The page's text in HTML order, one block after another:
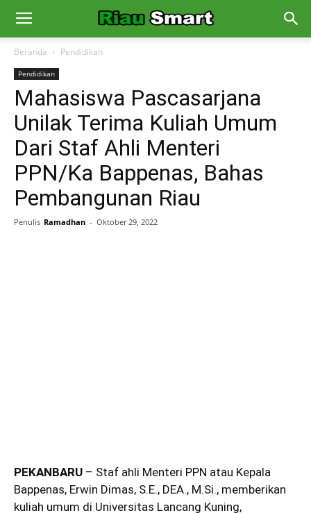
Beranda Pendidikan
Pendidikan
Mahasiswa Pascasarjana
Unilak Terima Kuliah Umum
Dari Staf Ahli Menteri
PPN/Ka Bappenas, Bahas
Pembangunan Riau
Penulis Ramadhan - Oktober 29, 2022
PEKANBARU – Staf ahli Menteri PPN atau Kepala
Bappenas, Erwin Dimas, S.E., DEA., M.Si., memberikan
kuliah umum di Universitas Lancang Kuning,